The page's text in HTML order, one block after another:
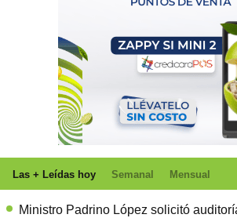
Las + Leídas hoy Semanal Mensual
Ministro Padrino López solicitó